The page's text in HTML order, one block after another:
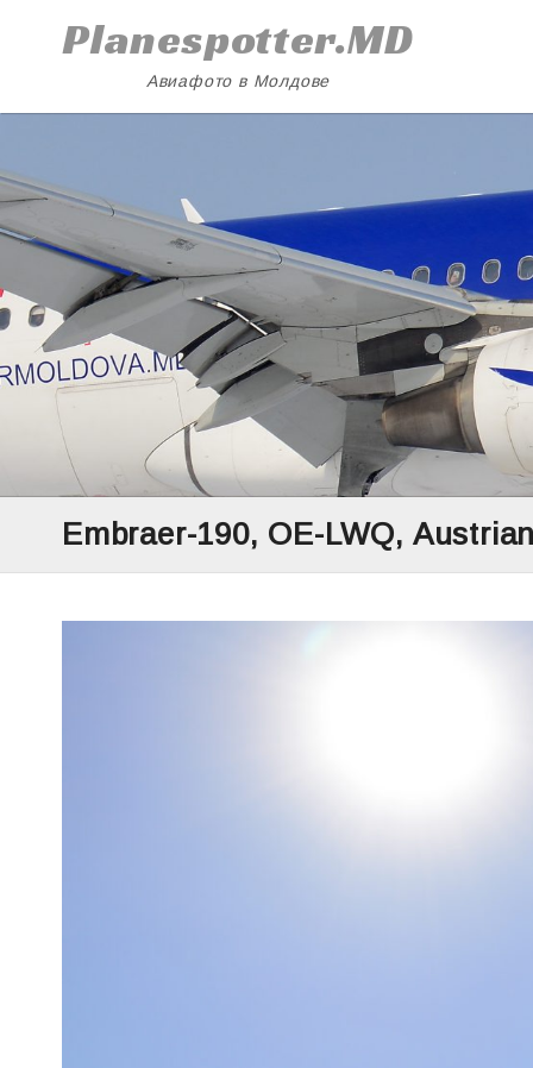
Planespotter.MD
Авиафото в Молдове
Embraer-190, OE-LWQ,